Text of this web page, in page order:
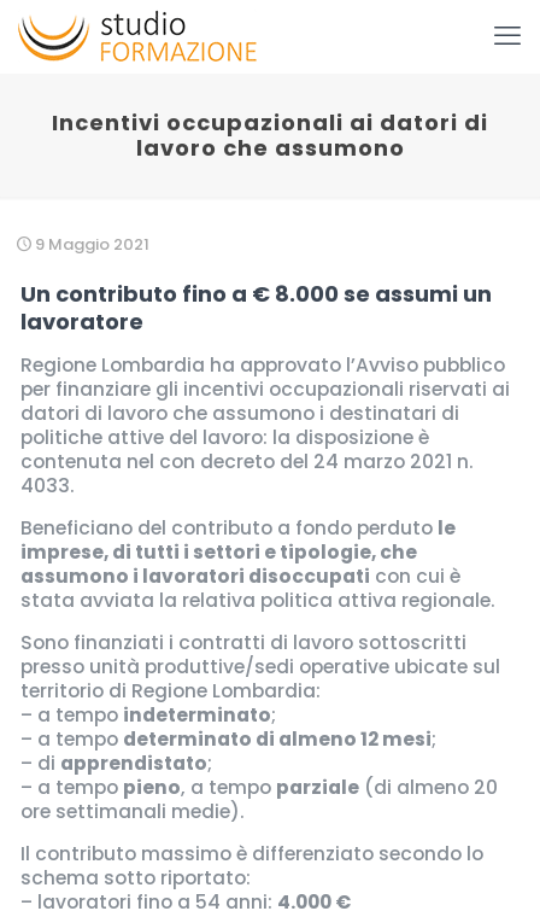
Incentivi occupazionali ai datori di
lavoro che assumono
9 Maggio 2021
Un contributo fino a € 8.000 se assumi un
lavoratore
Regione Lombardia ha approvato l’Avviso pubblico
per finanziare gli incentivi occupazionali riservati ai
datori di lavoro che assumono i destinatari di
politiche attive del lavoro: la disposizione è
contenuta nel con decreto del 24 marzo 2021 n.
4033.
Beneficiano del contributo a fondo perduto le
imprese, di tutti i settori e tipologie, che
assumono i lavoratori disoccupati con cui è
stata avviata la relativa politica attiva regionale.
Sono finanziati i contratti di lavoro sottoscritti
presso unità produttive/sedi operative ubicate sul
territorio di Regione Lombardia:
– a tempo indeterminato;
– a tempo determinato di almeno 12 mesi;
– di apprendistato;
– a tempo pieno, a tempo parziale (di almeno 20
ore settimanali medie).
Il contributo massimo è differenziato secondo lo
schema sotto riportato:
– lavoratori fino a 54 anni: 4.000 €